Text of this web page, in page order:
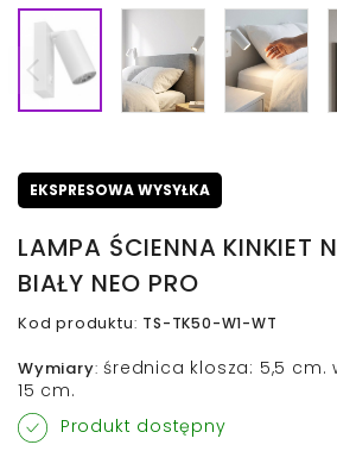
EKSPRESOWA WYSYŁKA
LAMPA ŚCIENNA KINKIET
BIAŁY NEO PRO
Kod produktu: TS-TK50-W1-WT
Wymiary: średnica klosza: 5,5 cm.
15 cm.
Produkt dostępny